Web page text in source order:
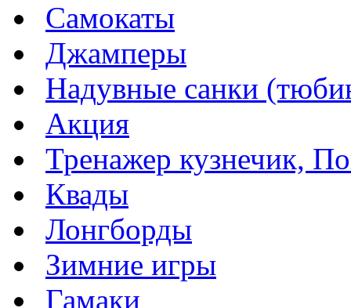
Самокаты
Джамперы
Надувные санки
Акция
Тренажер кузнечик,
Квады
Лонгборды
Зимние игры
Гамаки